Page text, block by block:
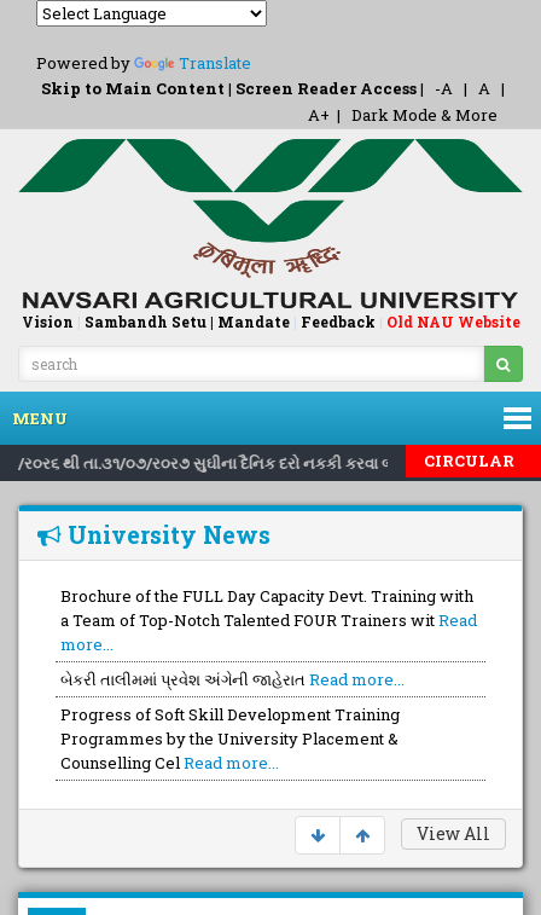
Powered by
Translate
Skip to Main Content | Screen Reader Access| -A | A |
A+ | Dark Mode & More
Vision | Sambandh Setu | Mandate| Feedback | Old NAU Website
MENU
થી તા.૩૧/૦૭/ર૦ર૭ સુઘીના દૈનિક દરો નકકી કરવા બાબત.. | |Inviting
CIRCULAR
University News
Brochure of the FULL Day Capacity Devt. Training with
a Team of Top-Notch Talented FOUR Trainers witRead
more...
બેકરી તાલીમમાં પ્રવેશ અંગેની જાહેરાત Read more...
Progress of Soft Skill Development Training
Programmes by the University Placement &
Counselling CelRead more...
View All